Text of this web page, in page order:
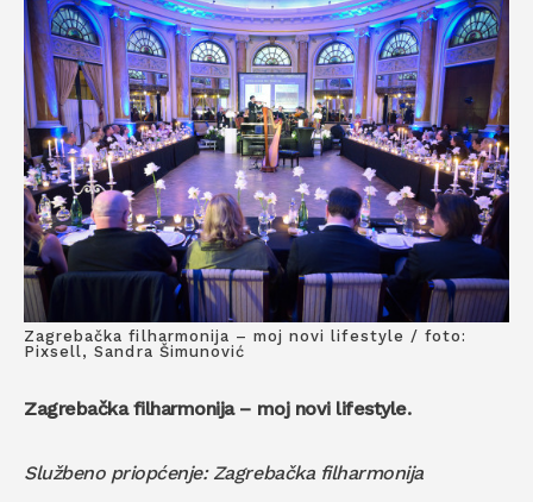
Zagrebačka filharmonija – moj novi lifestyle / foto:
Pixsell, Sandra Šimunović
Zagrebačka filharmonija – moj novi lifestyle.
Službeno priopćenje: Zagrebačka filharmonija